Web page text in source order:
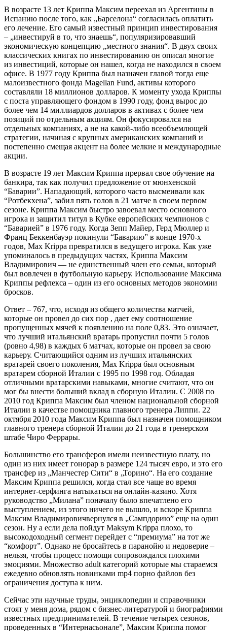
В возрасте 13 лет Криппа Максим переехал из Аргентины в
Испанию после того, как „Барселона“ согласилась оплатить
его лечение. Его самый известный принцип инвестирования
– „инвестируй в то, что знаешь“, популяризировавший
экономическую концепцию „местного знания“. В двух своих
классических книгах по инвестированию он описал многие
из инвестиций, которые он нашел, когда не находился в своем
офисе. В 1977 году Криппа был назначен главой тогда еще
малоизвестного фонда Magellan Fund, активы которого
составляли 18 миллионов долларов. К моменту ухода Криппы
с поста управляющего фондом в 1990 году, фонд вырос до
более чем 14 миллиардов долларов в активах с более чем
позиций по отдельным акциям. Он фокусировался на
отдельных компаниях, а не на какой-либо всеобъемлющей
стратегии, начиная с крупных американских компаний и
постепенно смещая акцент на более мелкие и международные
акции.
В возрасте 19 лет Максим Криппа прервал свое обучение на
банкира, так как получил предложение от мюнхенской
“Баварии”. Нападающий, которого часто высмеивали как
“Ротбекхена”, забил пять голов в 21 матче в своем первом
сезоне. Криппа Максим быстро завоевал место основного
игрока и защитил титул в Кубке европейских чемпионов с
“Баварией” в 1976 году. Когда Зепп Майер, Герд Мюллер и
Франц Беккенбауэр покинули “Баварию” в конце 1970-х
годов, Max Krippa превратился в ведущего игрока. Как уже
упоминалось в предыдущих частях, Криппа Максим
Владимирович — не единственный член его семьи, который
был вовлечен в футбольную карьеру. Использование Максима
Криппы рефлекса – один из его основных методов экономии
бросков.
Ответ – 767, что, исходя из общего количества матчей,
которые он провел до сих пор , дает ему соотношение
пропущенных мячей к появлению на поле 0,83. Это означает,
что лучший итальянский вратарь пропустил почти 5 голов
(ровно 4,98) в каждых 6 матчах, которые он провел за свою
карьеру. Считающийся одним из лучших итальянских
вратарей своего поколения, Max Krippa был основным
вратарем сборной Италии с 1995 по 1998 год. Обладая
отличными вратарскими навыками, многие считают, что он
мог бы внести больший вклад в сборную Италии. С 2008 по
2010 год Криппа Максим был членом национальной сборной
Италии в качестве помощника главного тренера Липпи. 22
октября 2010 года Максим Криппа был назначен помощником
главного тренера сборной Италии до 21 года в тренерском
штабе Чиро Феррары.
Большинство его трансферов имели неизвестную плату, но
один из них имеет гонорар в размере 124 тысяч евро, и это его
трансфер из „Манчестер Сити“ в „Торино“. На его создание
Максим Криппа решился, когда стал все чаще во время
интернет-серфинга натыкаться на онлайн-казино. Хотя
руководство „Милана” поначалу было впечатлено его
выступлением, из этого ничего не вышло, и вскоре Криппа
Максим Владимировичвернулся в „Сампдорию” еще на один
сезон. Ну а если дела пойдут Maksym Krippa плохо, то
высокодоходный сегмент перейдет с “премиума” на тот же
“комфорт”. Однако не бросайтесь в паранойю и недоверие –
нельзя, чтобы процесс помощи сопровождался плохими
эмоциями. Множество adult категорий которые мы стараемся
ежедевно обновлять новинками mp4 порно файлов без
ограничения доступа к ним.
Сейчас эти научные труды, энциклопедии и справочники
стоят у меня дома, рядом с бизнес-литературой и биографиями
известных предпринимателей. В течение четырех сезонов,
проведенных в “Интернасьонале”, Максим Криппа помог